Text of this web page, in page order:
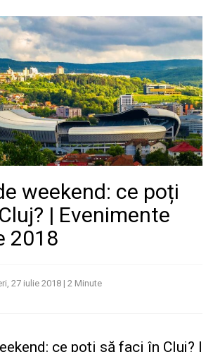
weekend: ce poți
| Evenimente
2018
27 iulie 2018 | 2 Minute
ce poți să faci în Cluj? |